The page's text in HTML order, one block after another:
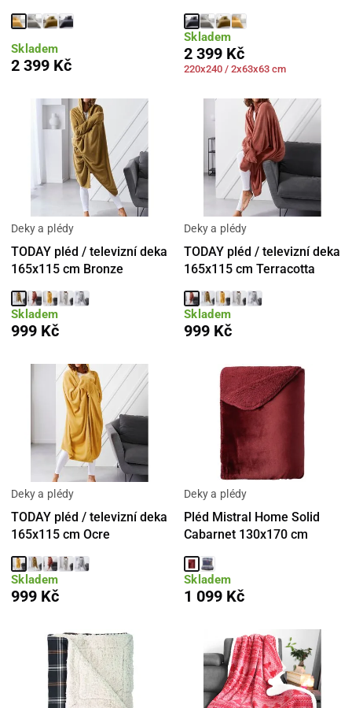
Skladem
2 399 Kč
Skladem
2 399 Kč
220x240 / 2x63x63 cm
Deky a plédy
TODAY pléd / televizní deka
165x115 cm Bronze
Skladem
999 Kč
Deky a plédy
TODAY pléd / televizní deka
165x115 cm Terracotta
Skladem
999 Kč
Deky a plédy
TODAY pléd / televizní deka
165x115 cm Ocre
Skladem
999 Kč
Deky a plédy
Pléd Mistral Home Solid
Cabarnet 130x170 cm
Skladem
1 099 Kč